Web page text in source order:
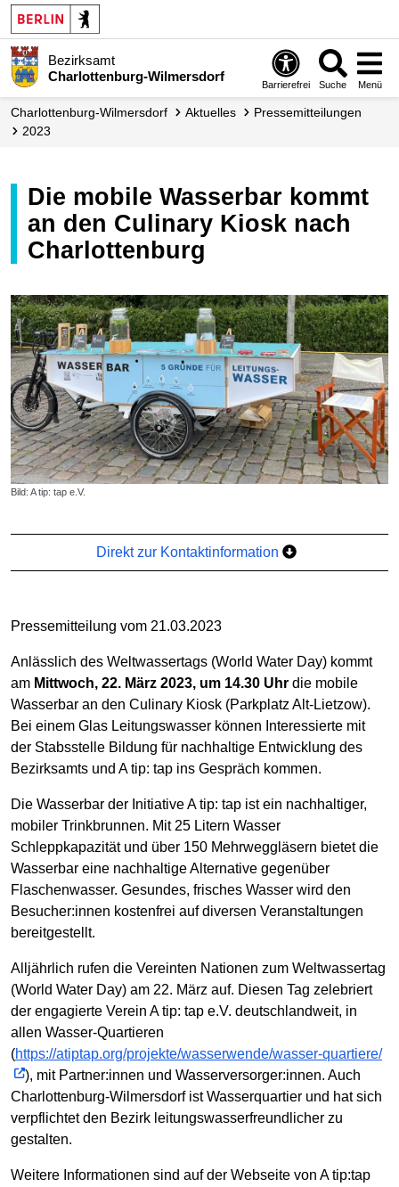
Bezirksamt
Charlottenburg-Wilmersdorf
Barrierefrei Suche Menü
Charlottenburg-Wilmersdorf Aktuelles
Presse­mitteilungen
2023
Die mobile Wasserbar kommt
an den Culinary Kiosk nach
Charlottenburg
Bild: A tip: tap e.V.
Direkt zur Kontaktinformation
Pressemitteilung vom 21.03.2023
Anlässlich des Weltwassertags (World Water Day) kommt
am Mittwoch, 22. März 2023, um 14.30 Uhr die mobile
Wasserbar an den Culinary Kiosk (Parkplatz Alt-Lietzow).
Bei einem Glas Leitungswasser können Interessierte mit
der Stabsstelle Bildung für nachhaltige Entwicklung des
Bezirksamts und A tip: tap ins Gespräch kommen.
Die Wasserbar der Initiative A tip: tap ist ein nachhaltiger,
mobiler Trinkbrunnen. Mit 25 Litern Wasser
Schleppkapazität und über 150 Mehrweggläsern bietet die
Wasserbar eine nachhaltige Alternative gegenüber
Flaschenwasser. Gesundes, frisches Wasser wird den
Besucher:innen kostenfrei auf diversen Veranstaltungen
bereitgestellt.
Alljährlich rufen die Vereinten Nationen zum Weltwassertag
(World Water Day) am 22. März auf. Diesen Tag zelebriert
der engagierte Verein A tip: tap e.V. deutschlandweit, in
allen Wasser-Quartieren
(https://atiptap.org/projekte/wasserwende/wasser-quartiere/
), mit Partner:innen und Wasserversorger:innen. Auch
Charlottenburg-Wilmersdorf ist Wasserquartier und hat sich
verpflichtet den Bezirk leitungswasserfreundlicher zu
gestalten.
Weitere Informationen sind auf der Webseite von A tip:tap